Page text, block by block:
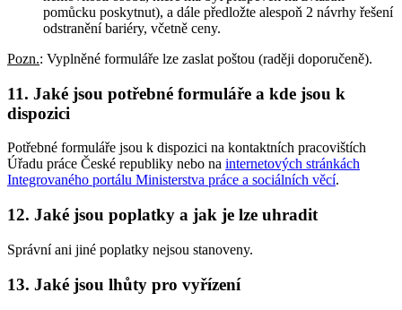
pomůcku poskytnut), a dále předložte alespoň 2 návrhy řešení
odstranění bariéry, včetně ceny.
Pozn.: Vyplněné formuláře lze zaslat poštou (raději doporučeně).
11. Jaké jsou potřebné formuláře a kde jsou k
dispozici
Potřebné formuláře jsou k dispozici na kontaktních pracovištích
Úřadu práce České republiky nebo na internetových stránkách
Integrovaného portálu Ministerstva práce a sociálních věcí.
12. Jaké jsou poplatky a jak je lze uhradit
Správní ani jiné poplatky nejsou stanoveny.
13. Jaké jsou lhůty pro vyřízení